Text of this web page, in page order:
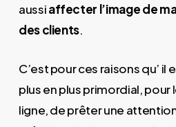
aussiaffecter l’image de
des clients.
C’est pour ces raisons qu’ il
plus en plus primordial, pour
ligne, de prêter une